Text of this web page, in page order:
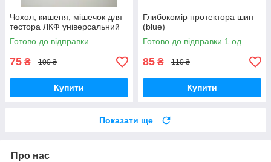
Чохол, кишеня, мішечок для
тестора ЛКФ універсальний
Готово до відправки
75 ₴ 100 ₴
Купити
Глибокомір протектора шин
(blue)
Готово до відправки 1 од.
85 ₴ 110 ₴
Купити
Показати ще
Про нас